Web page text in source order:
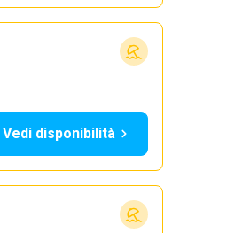
Vedi disponibilità